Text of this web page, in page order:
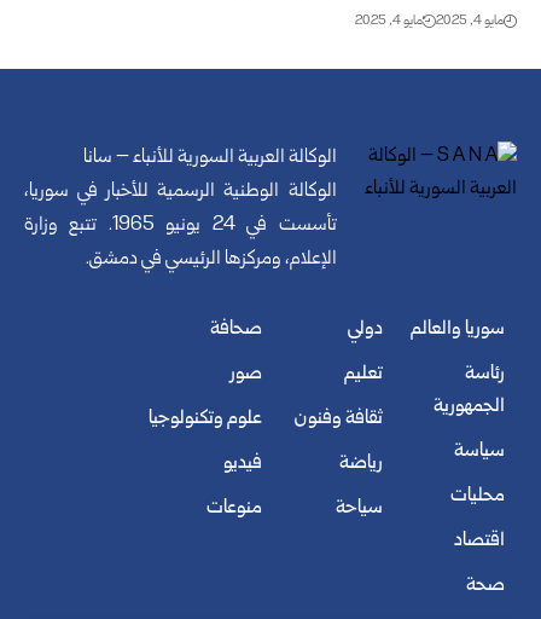
مايو 4, 2025 مايو 4, 2025
الوكالة العربية السورية للأنباء – سانا
الوكالة الوطنية الرسمية للأخبار في سوريا،
تأسست في 24 يونيو 1965. تتبع وزارة
الإعلام، ومركزها الرئيسي في دمشق.
سوريا والعالم
رئاسة
الجمهورية
سياسة
محليات
اقتصاد
صحة
دولي
تعليم
ثقافة وفنون
رياضة
سياحة
صحافة
صور
علوم وتكنولوجيا
فيديو
منوعات